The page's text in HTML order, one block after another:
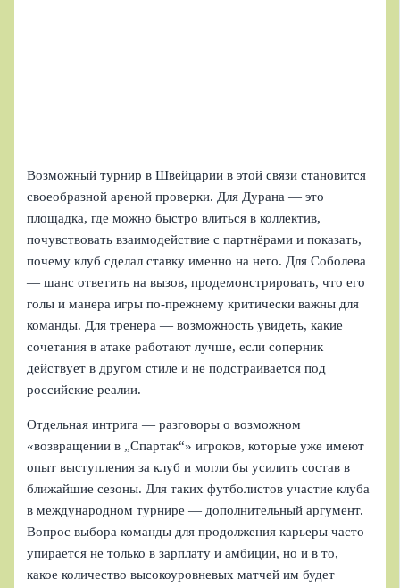
Возможный турнир в Швейцарии в этой связи становится
своеобразной ареной проверки. Для Дурана — это
площадка, где можно быстро влиться в коллектив,
почувствовать взаимодействие с партнёрами и показать,
почему клуб сделал ставку именно на него. Для Соболева
— шанс ответить на вызов, продемонстрировать, что его
голы и манера игры по-прежнему критически важны для
команды. Для тренера — возможность увидеть, какие
сочетания в атаке работают лучше, если соперник
действует в другом стиле и не подстраивается под
российские реалии.
Отдельная интрига — разговоры о возможном
«возвращении в „Спартак“» игроков, которые уже имеют
опыт выступления за клуб и могли бы усилить состав в
ближайшие сезоны. Для таких футболистов участие клуба
в международном турнире — дополнительный аргумент.
Вопрос выбора команды для продолжения карьеры часто
упирается не только в зарплату и амбиции, но и в то,
какое количество высокоуровневых матчей им будет